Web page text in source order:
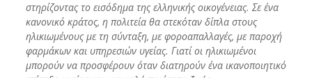
στηρίζοντας το εισόδημα της ελληνικής οικογένειας. Σε ένα
κανονικό κράτος, η πολιτεία θα στεκόταν δίπλα στους
ηλικιωμένους με τη σύνταξη, με φοροαπαλλαγές, με παροχή
φαρμάκων και υπηρεσιών υγείας. Γιατί οι ηλικιωμένοι
μπορούν να προσφέρουν όταν διατηρούν ένα ικανοποιητικό